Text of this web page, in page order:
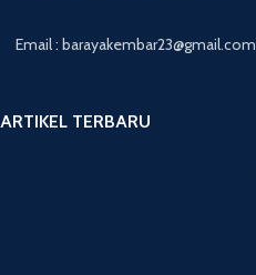
Email : barayakembar23@gmail.com
ARTIKEL TERBARU